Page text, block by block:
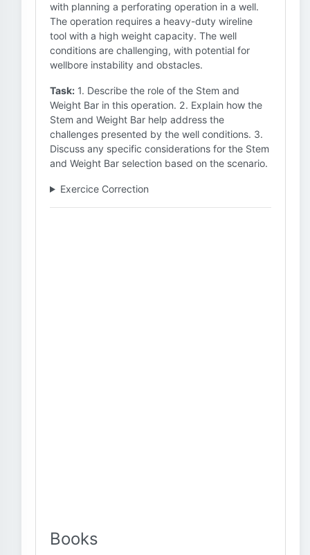
with planning a perforating operation in a well.
The operation requires a heavy-duty wireline
tool with a high weight capacity. The well
conditions are challenging, with potential for
wellbore instability and obstacles.
Task: 1. Describe the role of the Stem and
Weight Bar in this operation. 2. Explain how the
Stem and Weight Bar help address the
challenges presented by the well conditions. 3.
Discuss any specific considerations for the Stem
and Weight Bar selection based on the scenario.
Exercice Correction
Books